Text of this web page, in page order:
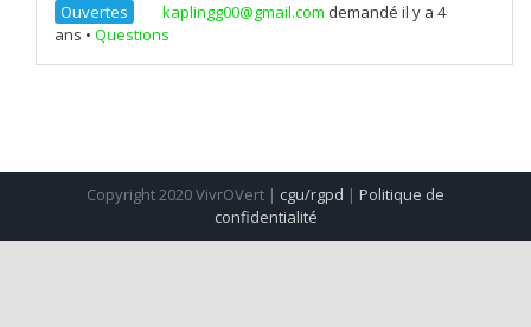
Ouvertes kaplingg00@gmail.com demandé il y a 4
ans • Questions
Copyright 2020 VivrOVert | cgu/rgpd | Politique de
confidentialité